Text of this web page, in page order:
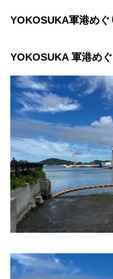
YOKOSUKA軍港めぐ
YOKOSUKA 軍港め